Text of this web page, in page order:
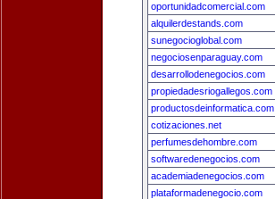
oportunidadcomercial.com
alquilerdestands.com
sunegocioglobal.com
negociosenparaguay.com
desarrollodenegocios.com
propiedadesriogallegos.com
productosdeinformatica.com
cotizaciones.net
perfumesdehombre.com
softwaredenegocios.com
academiadenegocios.com
plataformadenegocio.com